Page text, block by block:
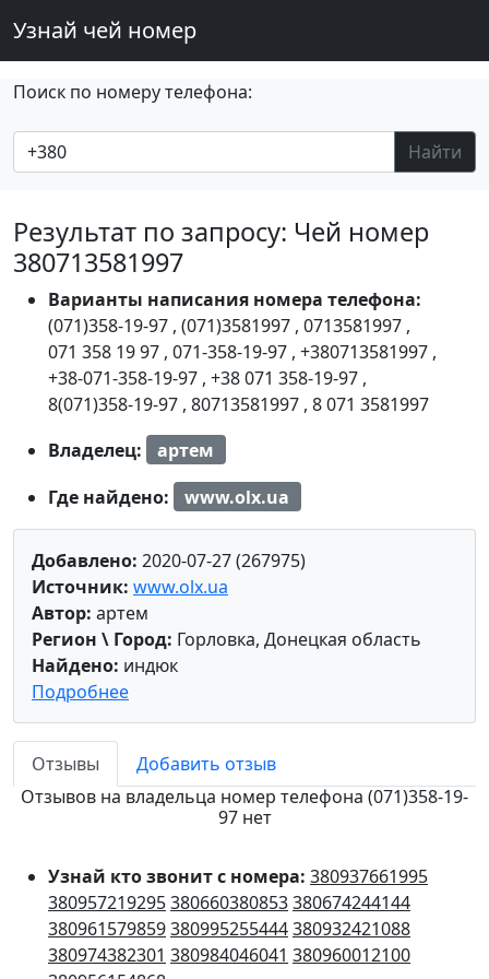
Узнай чей номер
Поиск по номеру телефона:
Найти
Результат по запросу: Чей номер
380713581997
Варианты написания номера телефона:
(071)358-19-97 , (071)3581997 , 0713581997 ,
071 358 19 97 , 071-358-19-97 , +380713581997 ,
+38-071-358-19-97 , +38 071 358-19-97 ,
8(071)358-19-97 , 80713581997 , 8 071 3581997
Владелец:
артем
Где найдено:
www.olx.ua
Добавлено: 2020-07-27 (267975)
Источник: www.olx.ua
Автор: артем
Регион \ Город: Горловка, Донецкая область
Найдено: индюк
Подробнее
Отзывы
Добавить отзыв
Отзывов на владельца номер телефона (071)358-19-
97 нет
Узнай кто звонит с номера: 380937661995
380957219295380660380853380674244144
380961579859380995255444380932421088
380974382301 380984046041 380960012100